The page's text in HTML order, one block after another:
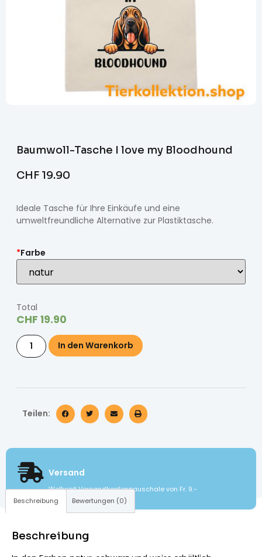
Baumwoll-Tasche I love my Bloodhound
CHF 19.90
Ideale Tasche für Ihre Einkäufe und eine
umweltfreundliche Alternative zur Plastiktasche.
*Farbe
Total
CHF 19.90
In den Warenkorb
Teilen:
Versand
Weltweit Versandkostenpauschale von Fr. 9.-
Beschreibung Bewertungen (0)
Beschreibung